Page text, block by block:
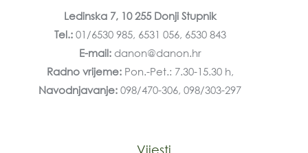
Ledinska 7, 10 255 Donji Stupnik
Tel.:01/6530 985, 6531 056, 6530 843
E-mail:danon@danon.hr
Radno vrijeme: Pon.-Pet.: 7.30-15.30 h,
Navodnjavanje:098/470-306, 098/303-297
Vijesti